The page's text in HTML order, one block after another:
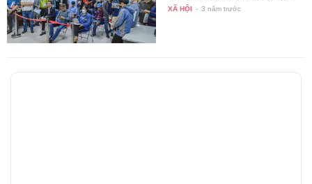
tư…
XÃ HỘI - 3 năm trước